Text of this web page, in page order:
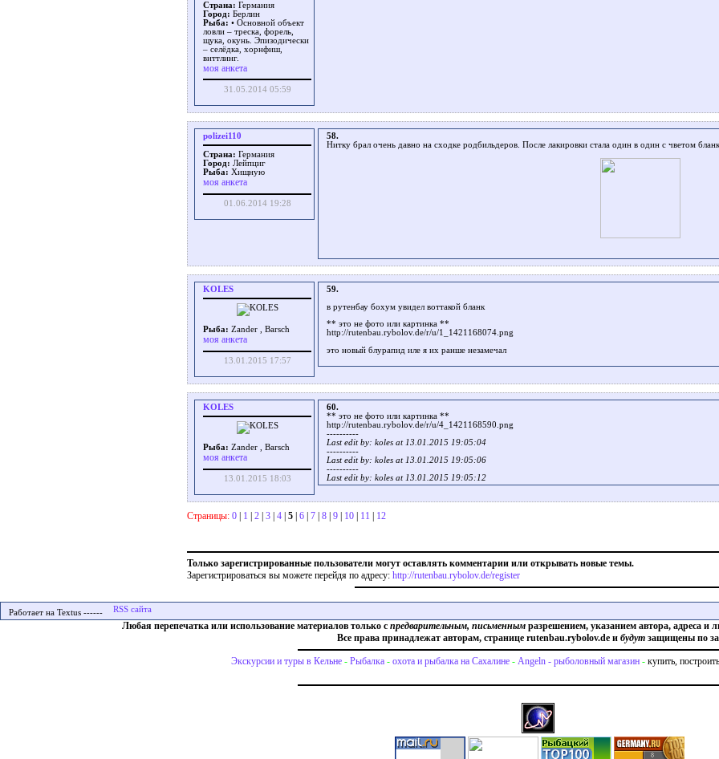
Страна: Германия
Город: Берлин
Рыба: • Основной объект
ловли – треска, форель,
щука, окунь. Эпизодически
– селёдка, хорнфиш,
виттлинг.
моя анкета
31.05.2014 05:59
polizei110
Страна: Германия
Город: Лейпциг
Рыба: Хищную
моя анкета
01.06.2014 19:28
58.
Нитку брал очень давно на сходке родбильдеров. После лакировки стала один в один с чветом
KOLES
Рыба: Zander , Barsch
моя анкета
13.01.2015 17:57
59.
в рутенбау бохум увидел воттакой бланк
** это не фото или картинка **
http://rutenbau.rybolov.de/r/u/1_1421168074.png
это новый блурапид иле я их ранше незамечал
KOLES
Рыба: Zander , Barsch
моя анкета
13.01.2015 18:03
60.
** это не фото или картинка **
http://rutenbau.rybolov.de/r/u/4_1421168590.png
----------
Last edit by: koles at 13.01.2015 19:05:04
----------
Last edit by: koles at 13.01.2015 19:05:06
----------
Last edit by: koles at 13.01.2015 19:05:12
Страницы: 0 | 1 | 2 | 3 | 4 | 5 | 6 | 7 | 8 | 9 | 10 | 11 | 12
Только зарегистрированные пользователи могут оставлять комментарии или открывать новые темы.
Зарегистрироваться вы можете перейдя по адресу: http://rutenbau.rybolov.de/register
Работает на Textus ------
Любая перепечатка или использование материалов только с предварительным, письменнымразрешением, указанием автора, адреса и
Все права принадлежат авторам, странице rutenbau.rybolov.de и будут защищены по
Экскурсии и туры в Кельне - Рыбалка - охота и рыбалка на Сахалине - Angeln - рыболовный магазин - купить,